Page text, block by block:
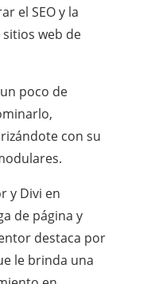
el SEO y la
web de
poco de
con su
y Divi en
de página y
destaca por
le brinda una